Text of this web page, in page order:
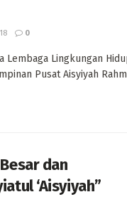
0
Lembaga Lingkungan
Pusat Aisyiyah
dan
‘Aisyiyah”